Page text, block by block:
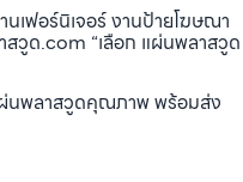
เฟอร์นิเจอร์ งานป้ายโฆษณา
วูด.com “เลือก แผ่นพลาสวูด
นพลาสวูดคุณภาพ พร้อมส่ง